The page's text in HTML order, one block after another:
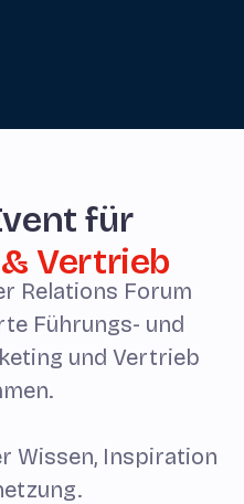
für
Vertrieb
Relations Forum
Führungs- und
und Vertrieb
Wissen, Inspiration